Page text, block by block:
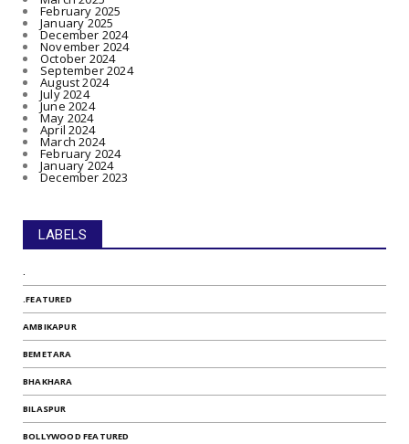
February 2025
January 2025
December 2024
November 2024
October 2024
September 2024
August 2024
July 2024
June 2024
May 2024
April 2024
March 2024
February 2024
January 2024
December 2023
LABELS
.
.FEATURED
AMBIKAPUR
BEMETARA
BHAKHARA
BILASPUR
BOLLYWOOD FEATURED